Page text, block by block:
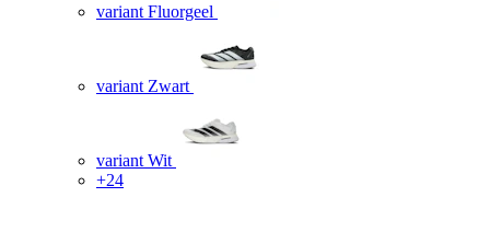
variant Fluorgeel
variant Zwart
variant Wit
+24